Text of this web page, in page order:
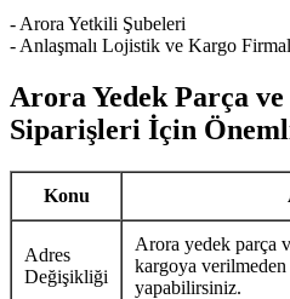
- Arora Yetkili Şubeleri
- Anlaşmalı Lojistik ve Kargo
Arora Yedek Parça
Siparişleri İçin
Konu
Adres
Değişikliği
Arora yedek parça
kargoya
yapabilirsiniz.